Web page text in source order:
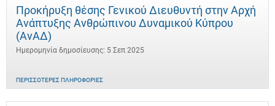
Προκήρυξη θέσης Γενικού Διευθυντή στην Αρχή
Ανάπτυξης Ανθρώπινου Δυναμικού Κύπρου
(ΑνΑΔ)
Ημερομηνία δημοσίευσης: 5 Σεπ 2025
ΠΕΡΙΣΣΌΤΕΡΕΣ ΠΛΗΡΟΦΟΡΊΕΣ